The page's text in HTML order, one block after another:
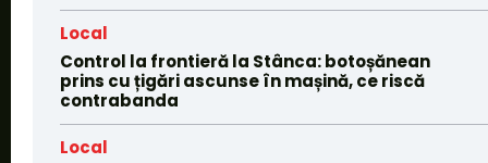
Local
Control la frontieră la Stânca: botoșănean
prins cu țigări ascunse în mașină, ce riscă
contrabanda
Local